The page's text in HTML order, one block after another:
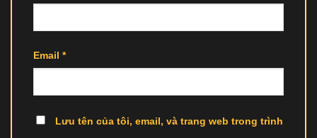
Email *
Lưu tên của tôi, email, và trang web trong trình